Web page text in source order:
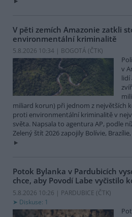
V pěti zemích Amazonie zatkli
environmentální kriminalitě
5.8.2026 10:34 | BOGOTÁ (ČTK)
v
lidí
miliard korun) při jednom z největších
proti environmentální kriminalitě v
světa. Napsala to agentura AP, podle
Zelený štít 2026 zapojily Bolívie,
Potok Bylanka v Pardubicích
chce, aby Povodí Labe vyčistilo
5.8.2026 10:26 | PARDUBICE (ČTK)
Diskuse: 1